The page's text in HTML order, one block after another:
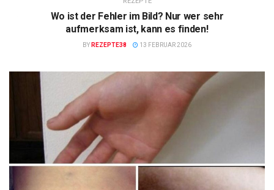
Wo ist der Fehler im Bild? Nur wer sehr
aufmerksam ist, kann es finden!
BY REZEPTE38 13 FEBRUAR 2026